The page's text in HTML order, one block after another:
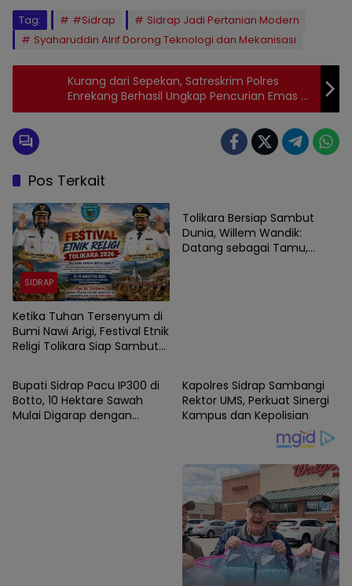
Tag: #Sidrap
Sidrap Jadi Pertanian Modern
Syaharuddin Alrif Dorong Teknologi dan Mekanisasi
Kurang dari Sepekan, Satreskrim Polres
Enrekang Berhasil Ungkap Pencurian Emas di
Masalle
Pos Terkait
SIDRAP
Ketika Tuhan Tersenyum di
Bumi Nawi Arigi, Festival Etnik
Religi Tolikara Siap Sambut
Tolikara Bersiap Sambut
Dunia, Willem Wandik:
Datang sebagai Tamu,
SIDRAP
Bupati Sidrap Pacu IP300 di
Botto, 10 Hektare Sawah
Mulai Digarap dengan
Kapolres Sidrap Sambangi
Rektor UMS, Perkuat Sinergi
Kampus dan Kepolisian